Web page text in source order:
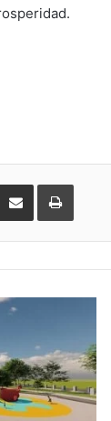
CompartirImprimir